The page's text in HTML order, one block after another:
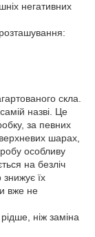
негативних
скла.
назві. Це
за певних
шарах,
особливу
на безліч
їх
вже не
ніж заміна